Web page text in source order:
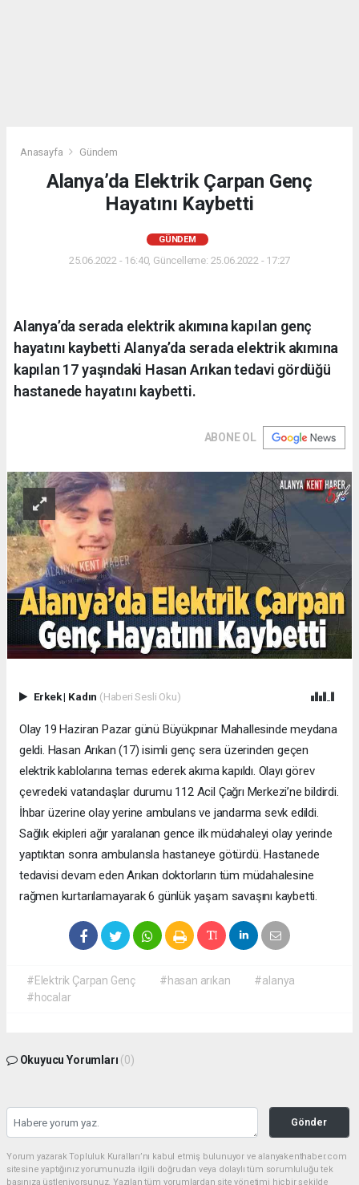
Anasayfa Gündem
Alanya’da Elektrik Çarpan Genç
Hayatını Kaybetti
GÜNDEM
25.06.2022 - 16:40, Güncelleme: 25.06.2022 - 17:27
Alanya’da serada elektrik akımına kapılan genç
hayatını kaybetti Alanya’da serada elektrik akımına
kapılan 17 yaşındaki Hasan Arıkan tedavi gördüğü
hastanede hayatını kaybetti.
ABONE OL
Erkek| Kadın (Haberi Sesli Oku)
Olay 19 Haziran Pazar günü Büyükpınar Mahallesinde meydana
geldi. Hasan Arıkan (17) isimli genç sera üzerinden geçen
elektrik kablolarına temas ederek akıma kapıldı. Olayı görev
çevredeki vatandaşlar durumu 112 Acil Çağrı Merkezi’ne bildirdi.
İhbar üzerine olay yerine ambulans ve jandarma sevk edildi.
Sağlık ekipleri ağır yaralanan gence ilk müdahaleyi olay yerinde
yaptıktan sonra ambulansla hastaneye götürdü. Hastanede
tedavisi devam eden Arıkan doktorların tüm müdahalesine
rağmen kurtarılamayarak 6 günlük yaşam savaşını kaybetti.
#Elektrik Çarpan Genç #hasan arıkan
#alanya
#hocalar
Okuyucu Yorumları (0)
Gönder
Yorum yazarak Topluluk Kuralları’nı kabul etmiş bulunuyor ve alanyakenthaber.com
sitesine yaptığınız yorumunuzla ilgili doğrudan veya dolaylı tüm sorumluluğu tek
başınıza üstleniyorsunuz. Yazılan tüm yorumlardan site yönetimi hiçbir şekilde